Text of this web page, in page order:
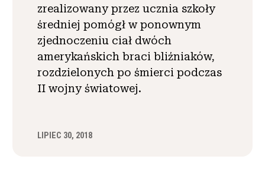
zrealizowany przez ucznia szkoły
średniej pomógł w ponownym
zjednoczeniu ciał dwóch
amerykańskich braci bliźniaków,
rozdzielonych po śmierci podczas
II wojny światowej.
LIPIEC 30, 2018